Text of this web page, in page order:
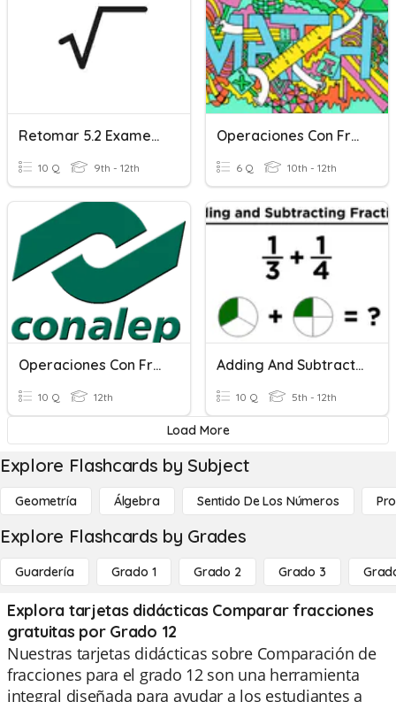
Retomar 5.2 Examen Con Radicales En El Denominador
10 Q 9th - 12th
Operaciones Con Fracciones Algebraicas
6 Q 10th - 12th
Operaciones Con Fracciones Comunes
10 Q 12th
Adding And Subtracting Fractions With Unlike Denominators
10 Q 5th - 12th
Load More
Explore Flashcards by Subject
Geometría Álgebra Sentido De Los Números
Explore Flashcards by Grades
Guardería Grado 1 Grado 2 Grado 3
Explora tarjetas didácticas Comparar fracciones
gratuitas por Grado 12
Nuestras tarjetas didácticas sobre Comparación de
fracciones para el grado 12 son una herramienta
integral diseñada para ayudar a los estudiantes a